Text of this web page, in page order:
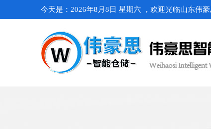
今天是：2026年8月8日 星期六 ，欢迎光临山东伟